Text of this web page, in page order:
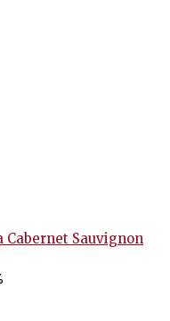
Cabernet Sauvignon